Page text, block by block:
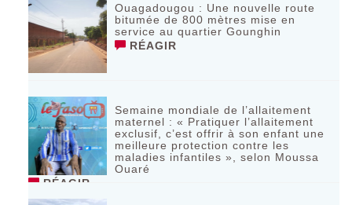
Ouagadougou : Une nouvelle route
bitumée de 800 mètres mise en
service au quartier Gounghin
RÉAGIR
Semaine mondiale de l’allaitement
maternel : « Pratiquer l’allaitement
exclusif, c’est offrir à son enfant une
meilleure protection contre les
maladies infantiles », selon Moussa
Ouaré
RÉAGIR